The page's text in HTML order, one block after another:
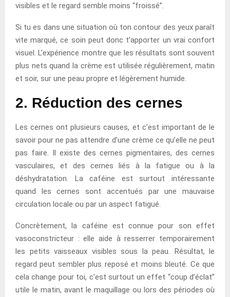
visibles et le regard semble moins “froissé”.
Si tu es dans une situation où ton contour des yeux paraît
vite marqué, ce soin peut donc t’apporter un vrai confort
visuel. L’expérience montre que les résultats sont souvent
plus nets quand la crème est utilisée régulièrement, matin
et soir, sur une peau propre et légèrement humide.
2. Réduction des cernes
Les cernes ont plusieurs causes, et c’est important de le
savoir pour ne pas attendre d’une crème ce qu’elle ne peut
pas faire. Il existe des cernes pigmentaires, des cernes
vasculaires, et des cernes liés à la fatigue ou à la
déshydratation. La caféine est surtout intéressante
quand les cernes sont accentués par une mauvaise
circulation locale ou par un aspect fatigué.
Concrètement, la caféine est connue pour son effet
vasoconstricteur : elle aide à resserrer temporairement
les petits vaisseaux visibles sous la peau. Résultat, le
regard peut sembler plus reposé et moins bleuté. Ce que
cela change pour toi, c’est surtout un effet “coup d’éclat”
utile le matin, avant le maquillage ou lors des périodes où